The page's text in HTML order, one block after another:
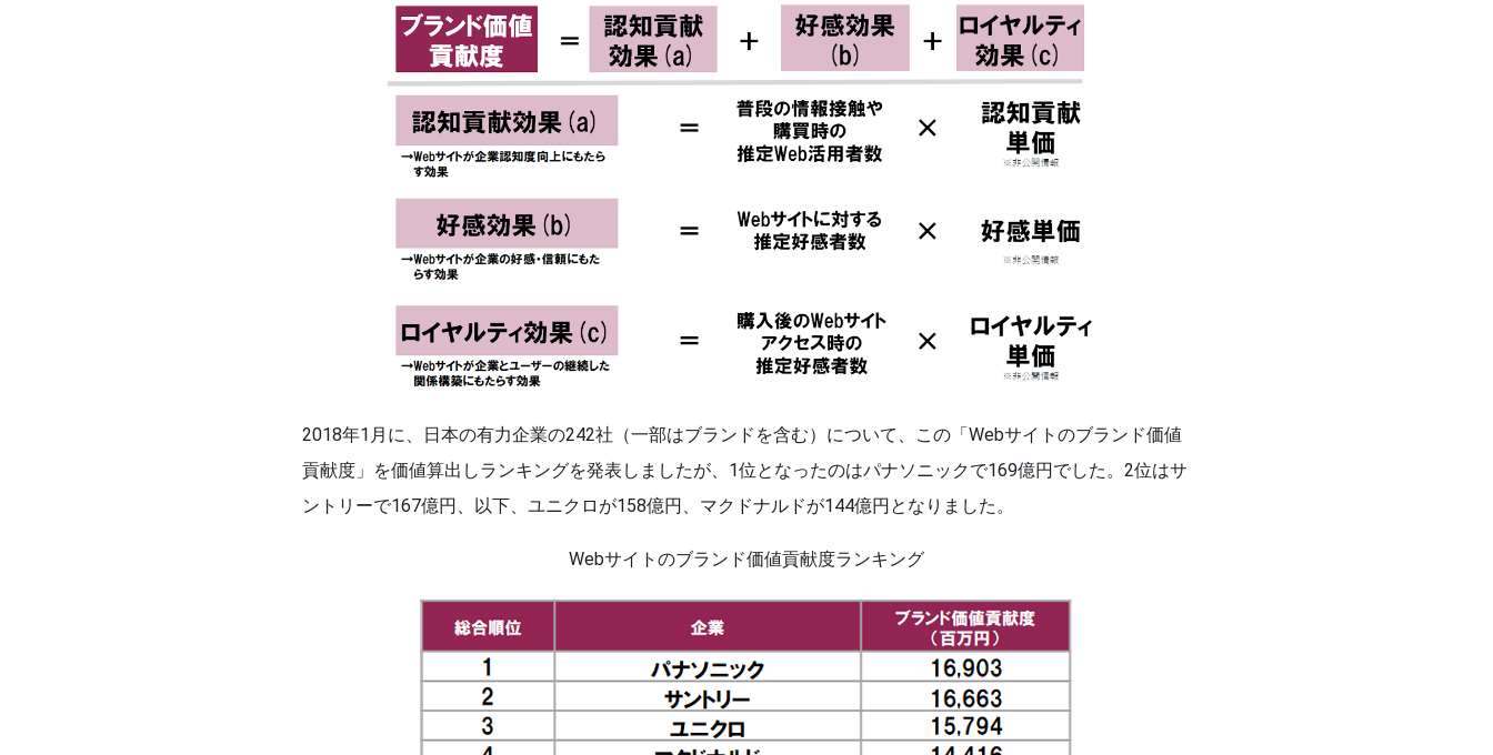
2018年1月に、日本の有力企業の242社（一部はブランドを含む）について、この「Webサイトのブランド価値
貢献度」を価値算出しランキングを発表しましたが、1位となったのはパナソニックで169億円でした。2位はサ
ントリーで167億円、以下、ユニクロが158億円、マクドナルドが144億円となりました。
Webサイトのブランド価値貢献度ランキング